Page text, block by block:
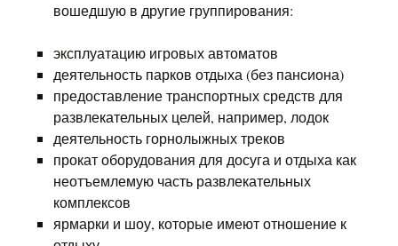
вошедшую в другие группирования:
эксплуатацию игровых автоматов
деятельность парков отдыха (без пансиона)
предоставление транспортных средств для
развлекательных целей, например, лодок
деятельность горнолыжных треков
прокат оборудования для досуга и отдыха как
неотъемлемую часть развлекательных
комплексов
ярмарки и шоу, которые имеют отношение к